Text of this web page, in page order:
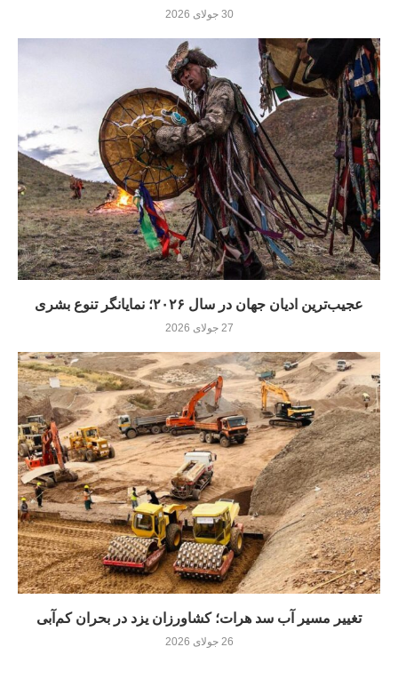
30 جولای 2026
عجیب‌ترین ادیان جهان در سال ۲۰۲۶؛ نمایانگر تنوع بشری
27 جولای 2026
تغییر مسیر آب سد هرات؛ کشاورزان یزد در بحران کم‌آبی
26 جولای 2026